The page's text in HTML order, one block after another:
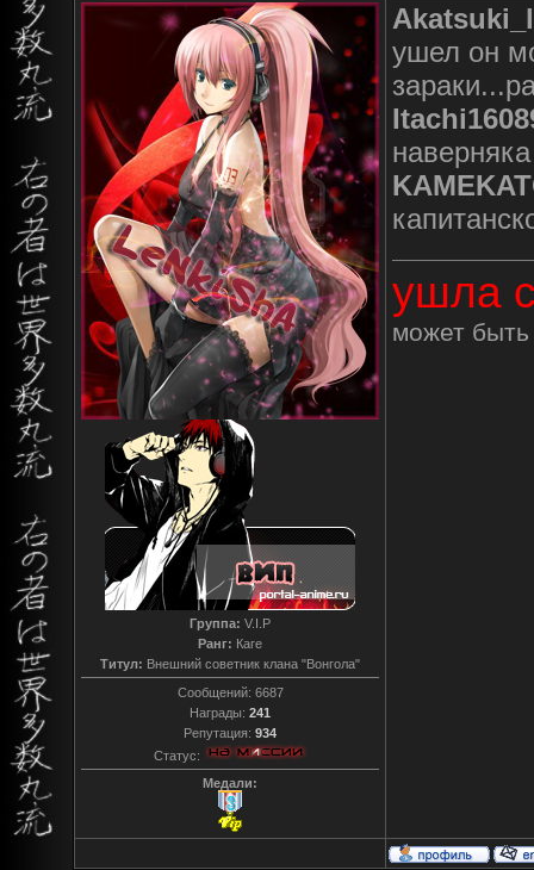
Группа: V.I.P
Ранг: Каге
Титул: Внешний советник клана "Вонгола"
Сообщений: 6687
Награды: 241
Репутация: 934
Статус:
Медали:
ушел он
ушла
может быть